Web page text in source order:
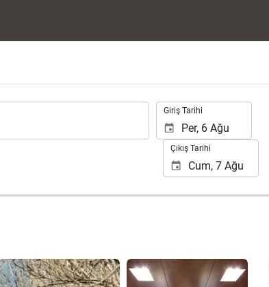
Giriş Tarihi
Çıkış Tarihi
54 fotoğrafı gör